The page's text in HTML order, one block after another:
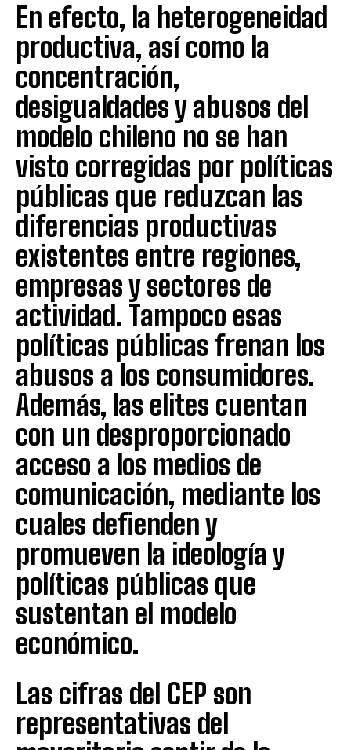
En efecto, la heterogeneidad
productiva, así como la
concentración,
desigualdades y abusos del
modelo chileno no se han
visto corregidas por políticas
públicas que reduzcan las
diferencias productivas
existentes entre regiones,
empresas y sectores de
actividad. Tampoco esas
políticas públicas frenan los
abusos a los consumidores.
Además, las elites cuentan
con un desproporcionado
acceso a los medios de
comunicación, mediante los
cuales defienden y
promueven la ideología y
políticas públicas que
sustentan el modelo
económico.
Las cifras del CEP son
representativas del